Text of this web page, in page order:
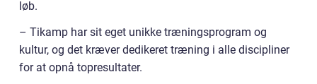
løb.
– Tikamp har sit eget unikke træningsprogram og
kultur, og det kræver dedikeret træning i alle discipliner
for at opnå topresultater.